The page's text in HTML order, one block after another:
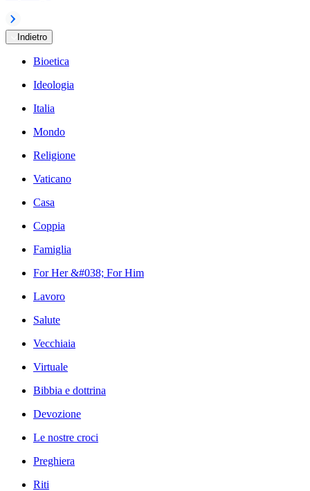
Indietro
Bioetica
Ideologia
Italia
Mondo
Religione
Vaticano
Casa
Coppia
Famiglia
For Her &#038; For Him
Lavoro
Salute
Vecchiaia
Virtuale
Bibbia e dottrina
Devozione
Le nostre croci
Preghiera
Riti